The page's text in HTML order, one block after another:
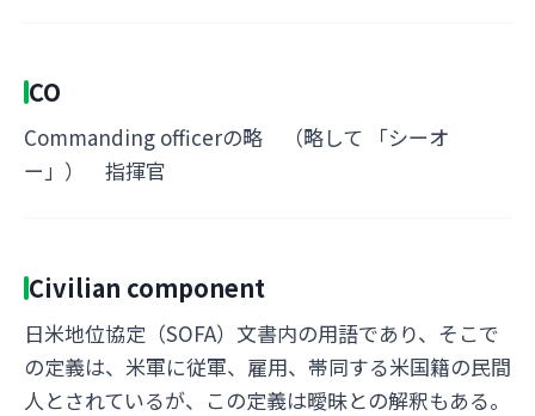
CO
Commanding officerの略 （略して 「シーオ
ー」） 指揮官
Civilian component
日米地位協定（SOFA）文書内の用語であり、そこで
の定義は、米軍に従軍、雇用、帯同する米国籍の民間
人とされているが、この定義は曖昧との解釈もある。